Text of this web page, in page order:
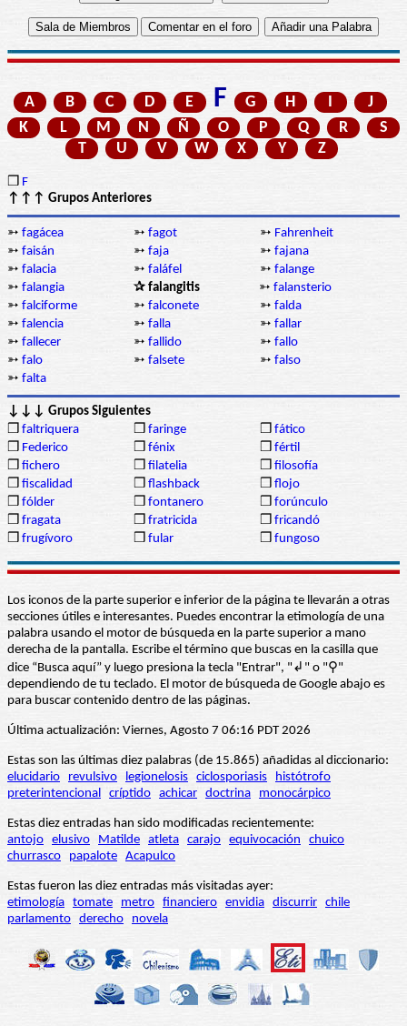
A B C D E F G H I
J
K
L M N Ñ O P Q R
S
T
U V W X Y Z
❒ F
↑↑↑ Grupos Anteriores
➳ fagácea ➳ fagot ➳ Fahrenheit
➳ faisán ➳ faja ➳ fajana
➳ falacia ➳ faláfel ➳ falange
➳ falangia ✰ falangitis ➳ falansterio
➳ falciforme ➳ falconete ➳ falda
➳ falencia ➳ falla ➳ fallar
➳ fallecer ➳ fallido ➳ fallo
➳ falo ➳ falsete ➳ falso
➳ falta
↓↓↓ Grupos Siguientes
❒ faltriquera ❒ faringe ❒ fático
❒ Federico ❒ fénix ❒ fértil
❒ fichero ❒ filatelia ❒ filosofía
❒ fiscalidad ❒ flashback ❒ flojo
❒ fólder ❒ fontanero ❒ forúnculo
❒ fragata ❒ fratricida ❒ fricandó
❒ frugívoro ❒ fular ❒ fungoso
Los iconos de la parte superior e inferior de la página te llevarán a otras
secciones útiles e interesantes. Puedes encontrar la etimología de una
palabra usando el motor de búsqueda en la parte superior a mano
derecha de la pantalla. Escribe el término que buscas en la casilla que
dice “Busca aquí” y luego presiona la tecla "Entrar", "↲" o "⚲"
dependiendo de tu teclado. El motor de búsqueda de Google abajo es
para buscar contenido dentro de las páginas.
Última actualización: Viernes, Agosto 7 06:16 PDT 2026
Estas son las últimas diez palabras (de 15.865) añadidas al diccionario:
elucidario
revulsivo legionelosis ciclosporiasis
histótrofo
preterintencional críptido achicar doctrina monocárpico
Estas diez entradas han sido modificadas recientemente:
antojo elusivo Matilde atleta carajo equivocación
chuico
churrasco
papalote Acapulco
Estas fueron las diez entradas más visitadas ayer:
etimología tomate metro financiero envidia discurrir chile
parlamento derecho novela